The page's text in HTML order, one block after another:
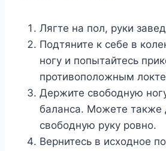
Лягте на пол, руки
Подтяните к себе в
ногу и попытайтесь
противоположным
Держите свободную
баланса. Можете также
свободную руку ровно.
Вернитесь в исходное